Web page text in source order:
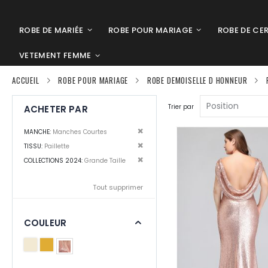
ROBE DE MARIÉE ROBE POUR MARIAGE ROBE DE
VETEMENT FEMME
ACCUEIL ROBE POUR MARIAGE ROBE DEMOISELLE D HONNEUR
Trier par
ACHETER PAR
MANCHE Manches Courtes
Supprimer cet Élément
TISSU Paillette
Supprimer cet Élément
COLLECTIONS 2024 Grande Taille Supprimer cet Élément
Tout supprimer
COULEUR